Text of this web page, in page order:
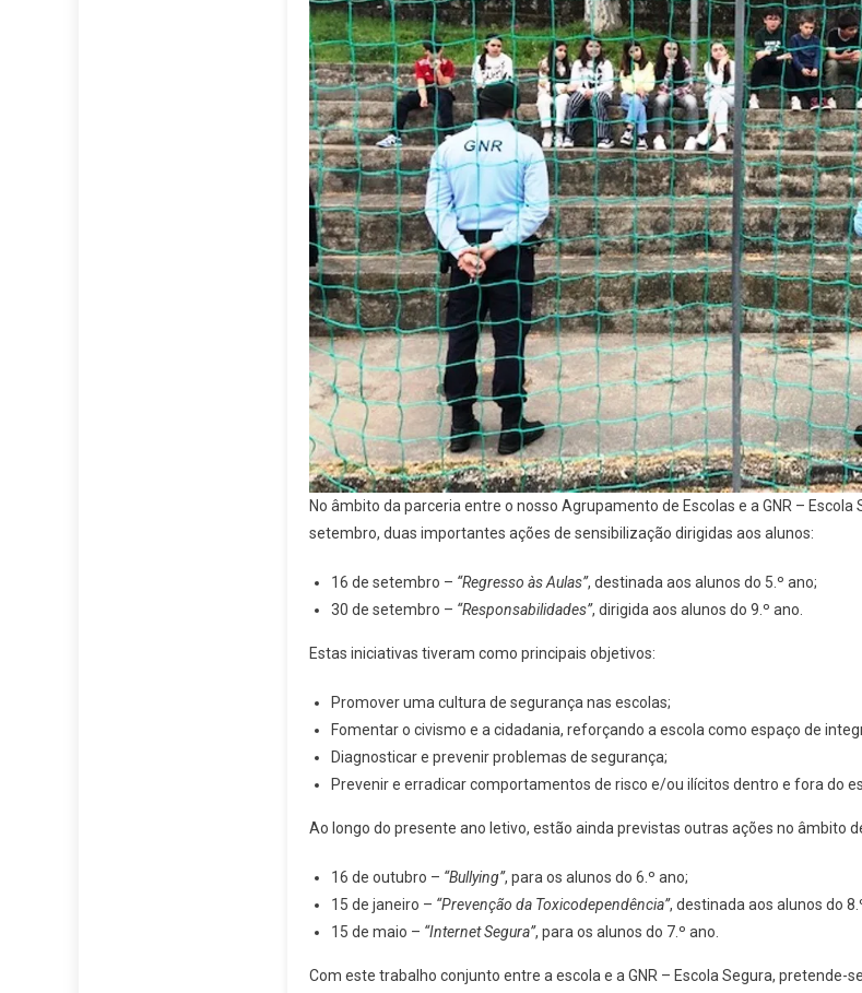
No âmbito da parceria entre o nosso Agrupamento de Escolas e a GNR –
setembro, duas importantes ações de sensibilização dirigidas aos alunos:
16 de setembro – “Regresso às Aulas”, destinada aos alunos do 5.º ano;
30 de setembro – “Responsabilidades”, dirigida aos alunos do 9.º ano.
Estas iniciativas tiveram como principais objetivos:
Promover uma cultura de segurança nas escolas;
Fomentar o civismo e a cidadania, reforçando a escola como espaço de
Diagnosticar e prevenir problemas de segurança;
Prevenir e erradicar comportamentos de risco e/ou ilícitos dentro e fora do
Ao longo do presente ano letivo, estão ainda previstas outras ações no âmbito
16 de outubro – “Bullying”, para os alunos do 6.º ano;
15 de janeiro – “Prevenção da Toxicodependência”, destinada aos alunos do
15 de maio – “Internet Segura”, para os alunos do 7.º ano.
Com este trabalho conjunto entre a escola e a GNR – Escola Segura, pretende-